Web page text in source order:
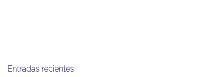
Entradas recientes